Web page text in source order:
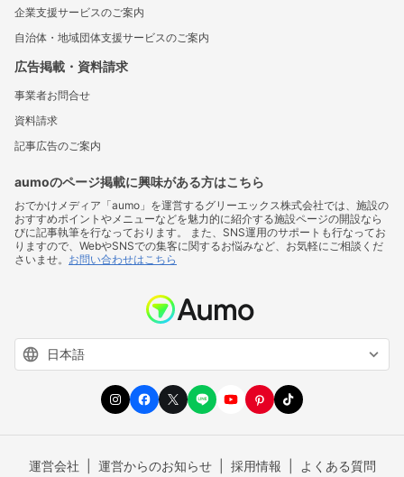
企業支援サービスのご案内
自治体・地域団体支援サービスのご案内
広告掲載・資料請求
事業者お問合せ
資料請求
記事広告のご案内
aumoのページ掲載に興味がある方はこちら
おでかけメディア「aumo」を運営するグリーエックス株式会社では、施設の
おすすめポイントやメニューなどを魅力的に紹介する施設ページの開設なら
びに記事執筆を行なっております。 また、SNS運用のサポートも行なってお
りますので、WebやSNSでの集客に関するお悩みなど、お気軽にご相談くだ
さいませ。 お問い合わせはこちら
運営会社 運営からのお知らせ 採用情報 よくある質問